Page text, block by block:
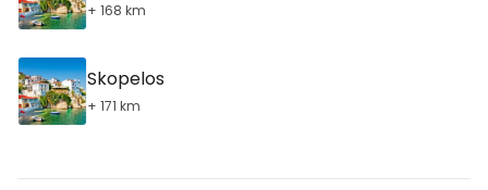
+ 168 km
Skopelos
+ 171 km